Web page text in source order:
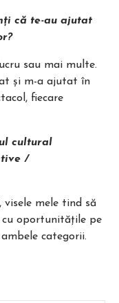
că te-au ajutat
sau mai multe.
și m-a ajutat în
fiecare
cultural
/
visele mele tind să
cu oportunitățile pe
categorii.